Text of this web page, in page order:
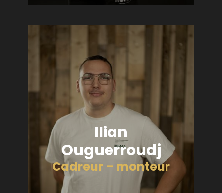
Ilian
Ouguerroudj
Cadreur – monteur